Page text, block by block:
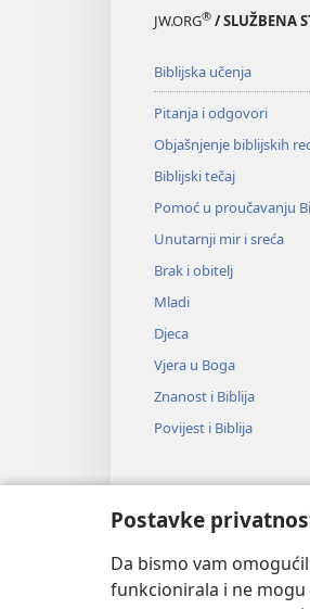
Postavke
Da bismo vam
funkcionirala i ne
JW.ORG® / SLUŽBENA
Biblijska učenja
Pitanja i odgovori
Objašnjenje biblijskih
Biblijski tečaj
Pomoć u proučavanju
Unutarnji mir i sreća
Brak i obitelj
Mladi
Djeca
Vjera u Boga
Znanost i Biblija
Povijest i Biblija